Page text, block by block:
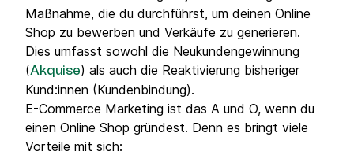
Maßnahme, die du durchführst, um deinen Online
Shop zu bewerben und Verkäufe zu generieren.
Dies umfasst sowohl die Neukundengewinnung
(Akquise) als auch die Reaktivierung bisheriger
Kund:innen (Kundenbindung).
E-Commerce Marketing ist das A und O, wenn du
einen Online Shop gründest. Denn es bringt viele
Vorteile mit sich: